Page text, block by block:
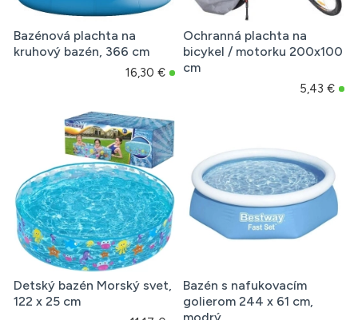
Bazénová plachta na
kruhový bazén, 366 cm
16,30 €
Ochranná plachta na
bicykel / motorku 200x100
cm
5,43 €
Detský bazén Morský svet,
122 x 25 cm
Bazén s nafukovacím
golierom 244 x 61 cm,